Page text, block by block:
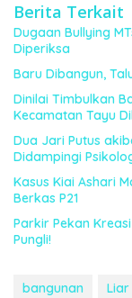
Berita Terkait
Dugaan Bullying
Diperiksa
Baru Dibangun,
Dinilai Timbulkan
Kecamatan Tayu
Dua Jari Putus
Didampingi
Kasus Kiai Ashari
Berkas P21
Parkir Pekan
Pungli!
bangunan Liar